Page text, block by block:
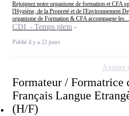
Rejoignez notre organisme de formation et CFA
l'Hygiène, de la Propreté et de l'Environnement
organisme de Formation & CFA accompagne les...
CDI - Temps plein
Publié il y a 22 jours
Formateur / Formatrice
Français Langue
(H/F)
Ajouter